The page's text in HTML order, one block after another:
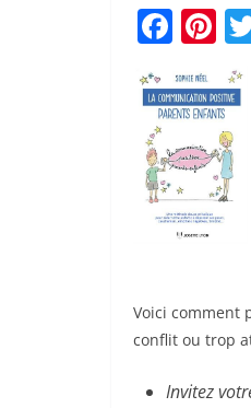
F
c
e
b
o
o
Pi
nt
er
e
st
Voici comment
conflit ou trop
Invitez